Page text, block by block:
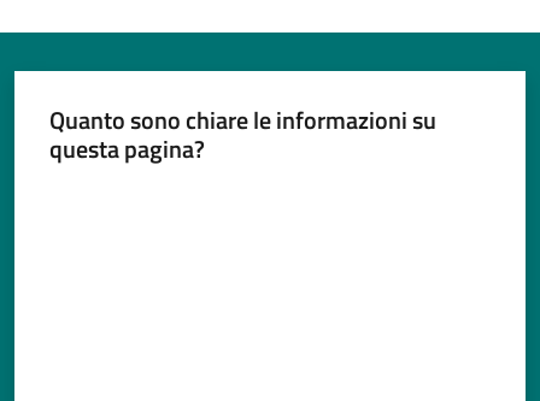
Quanto sono chiare le informazioni su
questa pagina?